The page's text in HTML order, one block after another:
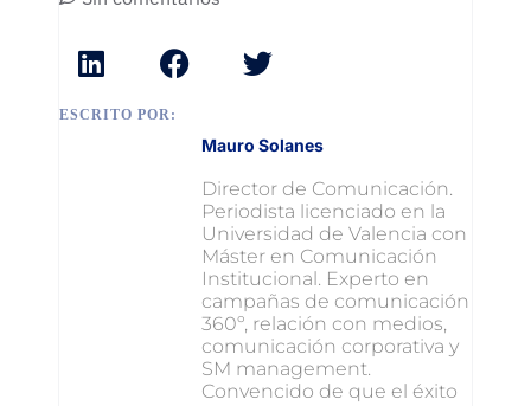
ESCRITO POR:
Mauro Solanes
Director de Comunicación.
Periodista licenciado en la
Universidad de Valencia con
Máster en Comunicación
Institucional. Experto en
campañas de comunicación
360º, relación con medios,
comunicación corporativa y
SM management.
Convencido de que el éxito